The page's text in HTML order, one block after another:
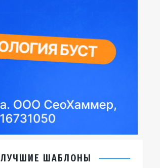
ЛУЧШИЕ ШАБЛОНЫ